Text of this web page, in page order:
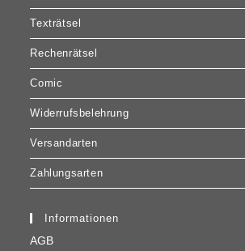
Texträtsel
Rechenrätsel
Comic
Widerrufsbelehrung
Versandarten
Zahlungsarten
Informationen
AGB